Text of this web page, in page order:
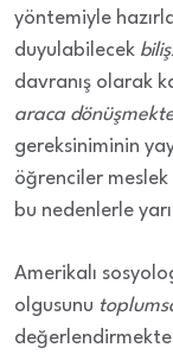
yöntemiyle
duyulabilecek
davranış olarak
araca
gereksiniminin
öğrenciler
bu nedenlerle
Amerikalı
olgusunu